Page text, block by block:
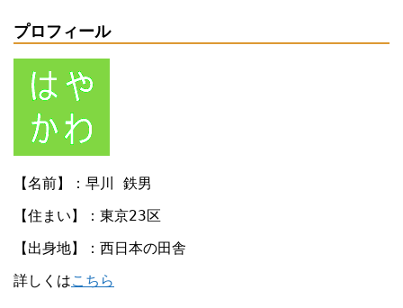
プロフィール
【名前】：早川 鉄男
【住まい】：東京23区
【出身地】：西日本の田舎
詳しくはこちら